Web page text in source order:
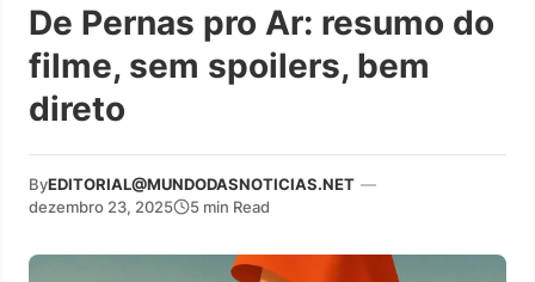
De Pernas pro Ar: resumo do
filme, sem spoilers, bem
direto
ByEDITORIAL@MUNDODASNOTICIAS.NET —
dezembro 23, 2025
5 min Read